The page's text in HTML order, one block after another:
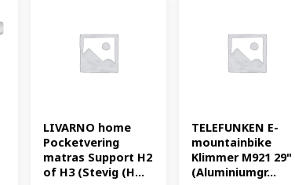
LIVARNO home
Pocketvering
matras Support H2
of H3 (Stevig (H...
TELEFUNKEN E-
mountainbike
Klimmer M921 29"
(Aluminiumgr...